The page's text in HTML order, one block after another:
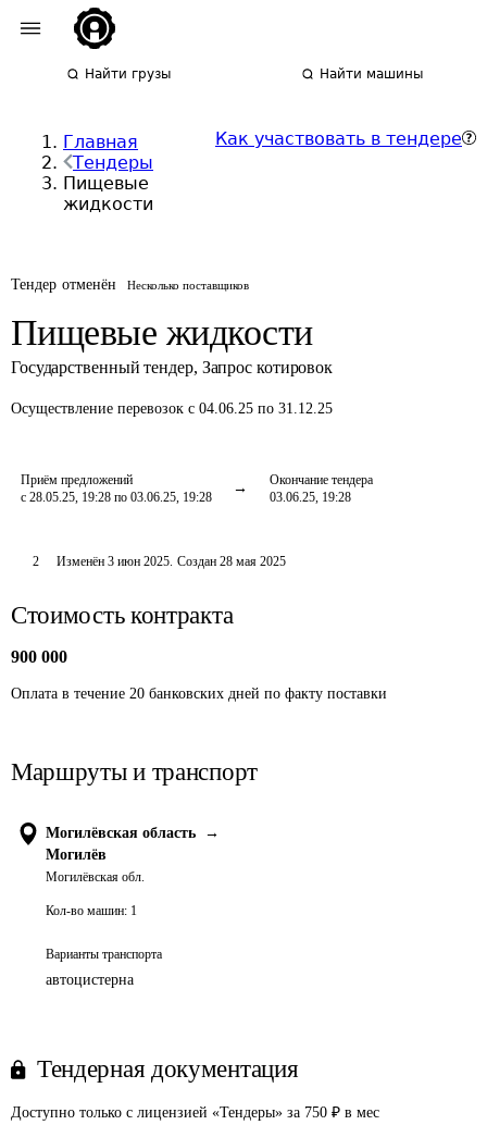
Найти грузы Найти машины
Главная
Тендеры
Пищевые
жидкости
Как участвовать в тендере
Тендер отменён Несколько поставщиков
Пищевые жидкости
Государственный тендер, Запрос котировок
Осуществление перевозок с 04.06.25 по 31.12.25
Приём предложений
с 28.05.25, 19:28 по 03.06.25, 19:28
Окончание тендера
03.06.25, 19:28
2 Изменён 3 июн 2025. Создан 28 мая 2025
Стоимость контракта
900 000
Оплата в течение 20 банковских дней по факту поставки
Маршруты и транспорт
Могилёвская область
→
Могилёв
Могилёвская обл.
Кол-во машин: 1
Варианты транспорта
автоцистерна
Тендерная документация
Доступно только с лицензией «Тендеры» за 750 ₽ в мес